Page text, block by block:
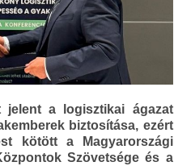
jelent a logisztikai ágazat
biztosítása, ezért
kötött a Magyarországi
Szövetsége és a